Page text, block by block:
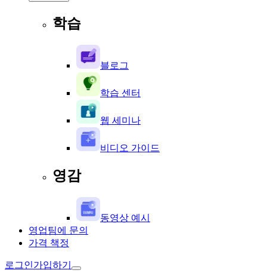
학습
블로그
학습 센터
웹 세미나
비디오 가이드
영감
동영상 예시
영업팀에 문의
가격 책정
로그인가입하기